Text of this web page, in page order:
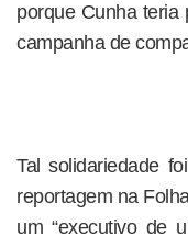
porque Cunha teria
campanha de
Tal solidariedade
reportagem na
um “executivo de